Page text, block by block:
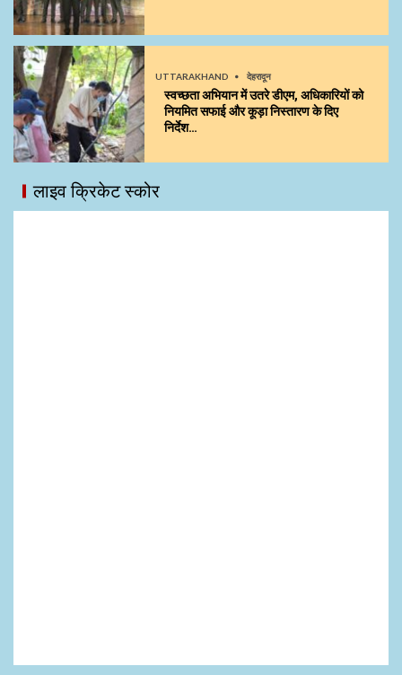
UTTARAKHAND देहरादून
स्वच्छता अभियान में उतरे डीएम, अधिकारियों को
नियमित सफाई और कूड़ा निस्तारण के दिए
निर्देश…
लाइव क्रिकेट स्कोर